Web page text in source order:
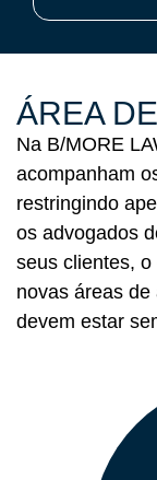
ÁREA
Na B/MORE
acompanham
restringindo
os advogados
seus clientes,
novas áreas
devem estar